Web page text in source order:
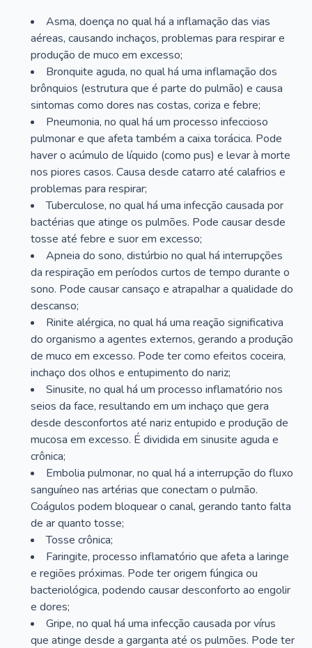
Asma, doença no qual há a inflamação das vias
aéreas, causando inchaços, problemas para respirar e
produção de muco em excesso;
Bronquite aguda, no qual há uma inflamação dos
brônquios (estrutura que é parte do pulmão) e causa
sintomas como dores nas costas, coriza e febre;
Pneumonia, no qual há um processo infeccioso
pulmonar e que afeta também a caixa torácica. Pode
haver o acúmulo de líquido (como pus) e levar à morte
nos piores casos. Causa desde catarro até calafrios e
problemas para respirar;
Tuberculose, no qual há uma infecção causada por
bactérias que atinge os pulmões. Pode causar desde
tosse até febre e suor em excesso;
Apneia do sono, distúrbio no qual há interrupções
da respiração em períodos curtos de tempo durante o
sono. Pode causar cansaço e atrapalhar a qualidade do
descanso;
Rinite alérgica, no qual há uma reação significativa
do organismo a agentes externos, gerando a produção
de muco em excesso. Pode ter como efeitos coceira,
inchaço dos olhos e entupimento do nariz;
Sinusite, no qual há um processo inflamatório nos
seios da face, resultando em um inchaço que gera
desde desconfortos até nariz entupido e produção de
mucosa em excesso. É dividida em sinusite aguda e
crônica;
Embolia pulmonar, no qual há a interrupção do fluxo
sanguíneo nas artérias que conectam o pulmão.
Coágulos podem bloquear o canal, gerando tanto falta
de ar quanto tosse;
Tosse crônica;
Faringite, processo inflamatório que afeta a laringe
e regiões próximas. Pode ter origem fúngica ou
bacteriológica, podendo causar desconforto ao engolir
e dores;
Gripe, no qual há uma infecção causada por vírus
que atinge desde a garganta até os pulmões. Pode ter